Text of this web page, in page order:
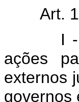
Art. 18.
I -
ações
externos
governos